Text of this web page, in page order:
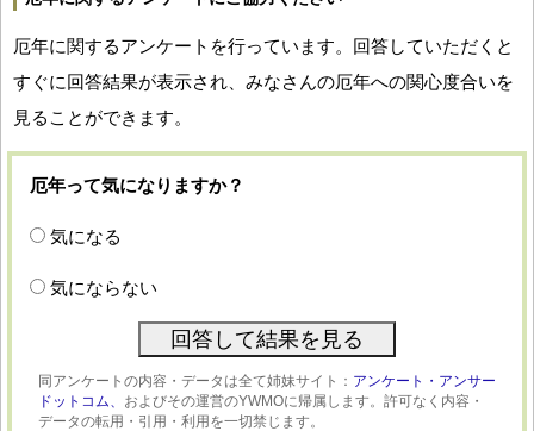
厄年に関するアンケートを行っています。回答していただくと
すぐに回答結果が表示され、みなさんの厄年への関心度合いを
見ることができます。
厄年って気になりますか？
気になる
気にならない
同アンケートの内容・データは全て姉妹サイト： アンケート・アンサー
ドットコム、 およびその運営のYWMOに帰属します。許可なく内容・
データの転用・引用・利用を一切禁じます。